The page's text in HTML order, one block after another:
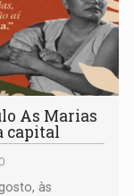
As Marias
capital
às